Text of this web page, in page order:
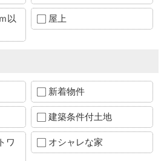
以
屋上
新着物件
建築条件付土地
ワ
オシャレな家